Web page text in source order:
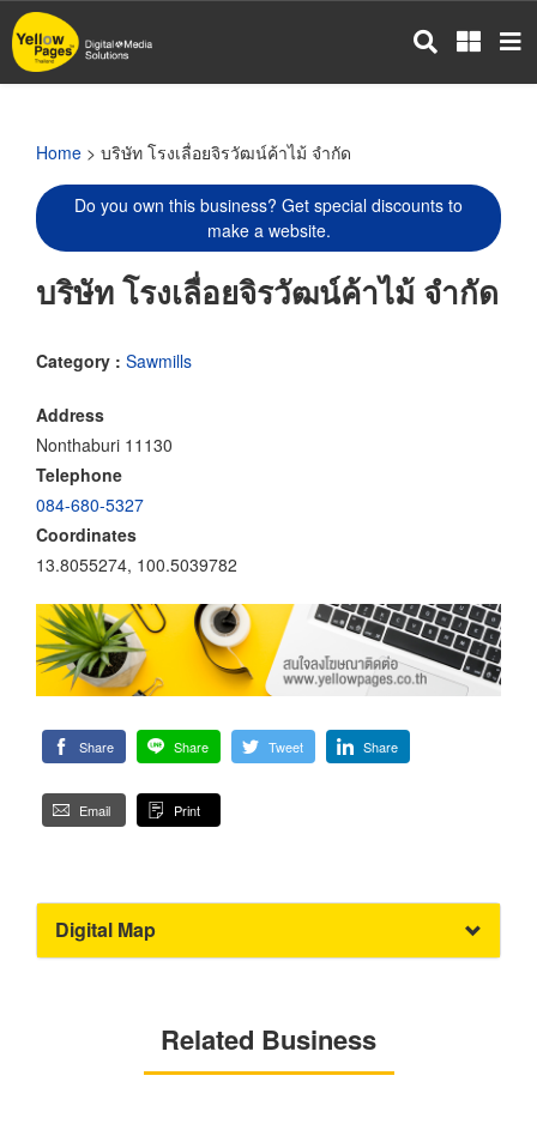
Skip
to
main
Home > บริษัท โรงเลื่อยจิรวัฒน์ค้าไม้ จำกัด
Do you own this business? Get special discounts to
make a website.
บริษัท โรงเลื่อยจิรวัฒน์ค้าไม้ จำกัด
Category : Sawmills
Address
Nonthaburi 11130
Telephone
084-680-5327
Coordinates
13.8055274, 100.5039782
Share Share Tweet Share
Email Print
Digital Map
Related Business